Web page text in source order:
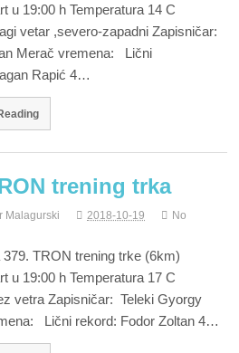
u 19:00 h Temperatura 14 C
vetar ,severo-zapadni Zapisničar:
Merač vremena: Lični
Rapić 4…
trening trka
Malagurski 2018-10-19
No
379. TRON trening trke (6km)
u 19:00 h Temperatura 17 C
vetra Zapisničar: Teleki Gyorgy
Lični rekord: Fodor Zoltan 4…